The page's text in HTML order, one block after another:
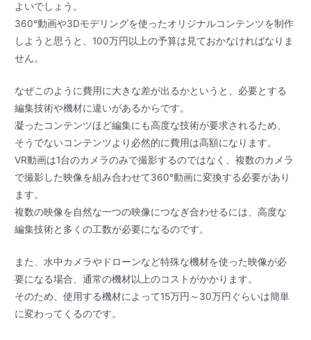
よいでしょう。
360°動画や3Dモデリングを使ったオリジナルコンテンツを制作
しようと思うと、100万円以上の予算は見ておかなければなりま
せん。
なぜこのように費用に大きな差が出るかというと、必要とする
編集技術や機材に違いがあるからです。
凝ったコンテンツほど編集にも高度な技術が要求されるため、
そうでないコンテンツより必然的に費用は高額になります。
VR動画は1台のカメラのみで撮影するのではなく、複数のカメラ
で撮影した映像を組み合わせて360°動画に変換する必要があり
ます。
複数の映像を自然な一つの映像につなぎ合わせるには、高度な
編集技術と多くの工数が必要になるのです。
また、水中カメラやドローンなど特殊な機材を使った映像が必
要になる場合、通常の機材以上のコストがかかります。
そのため、使用する機材によって15万円～30万円ぐらいは簡単
に変わってくるのです。